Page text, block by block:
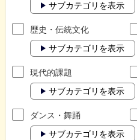
サブカテゴリを表示
歴史・伝統文化
サブカテゴリを表示
現代的課題
サブカテゴリを表示
ダンス・舞踊
サブカテゴリを表示